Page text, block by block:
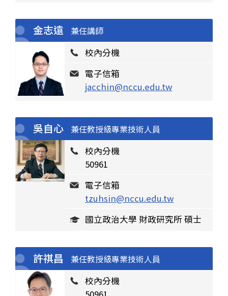
金志遠 兼任講師
校內分機
電子信箱
jacchin@nccu.edu.tw
吳自心 兼任教授級專業技術人員
校內分機
50961
電子信箱
tzuhsin@nccu.edu.tw
國立政治大學 財政研究所 碩士
許祺昌 兼任教授級專業技術人員
校內分機